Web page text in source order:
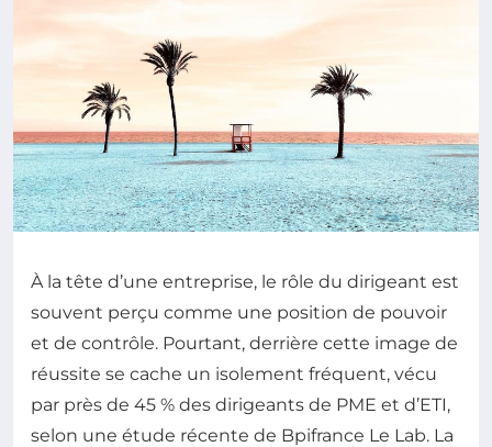
À la tête d’une entreprise, le rôle du dirigeant est
souvent perçu comme une position de pouvoir
et de contrôle. Pourtant, derrière cette image de
réussite se cache un isolement fréquent, vécu
par près de 45 % des dirigeants de PME et d’ETI,
selon une étude récente de Bpifrance Le Lab. La